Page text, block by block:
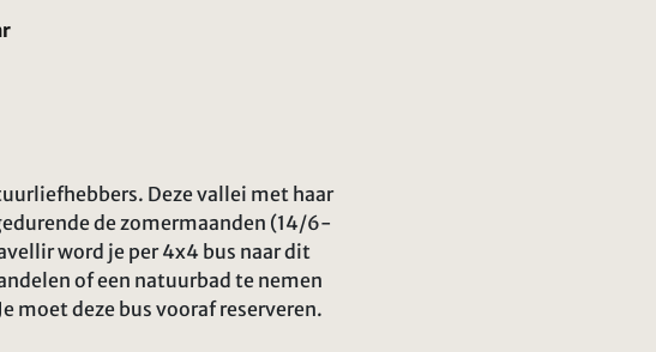
Deze vallei met haar
de zomermaanden (14/6-
word je per 4x4 bus naar dit
of een natuurbad te nemen
moet deze bus vooraf reserveren.